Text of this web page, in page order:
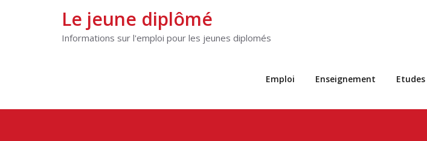
Le jeune diplômé
Informations sur l'emploi pour les jeunes diplomés
Emploi Enseignement Etudes